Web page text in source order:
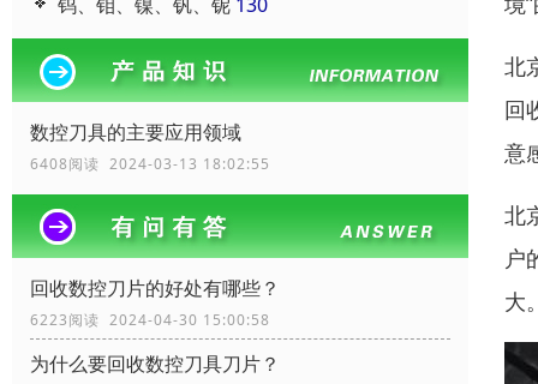
数控刀具的主要应用领域
6408阅读 2024-03-13 18:02:55
回收数控刀片的好处有哪些？
6223阅读 2024-04-30 15:00:58
为什么要回收数控刀具刀片？
北
回
意
北
户
大